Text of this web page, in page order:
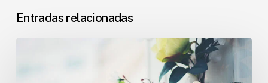
Entradas relacionadas
para